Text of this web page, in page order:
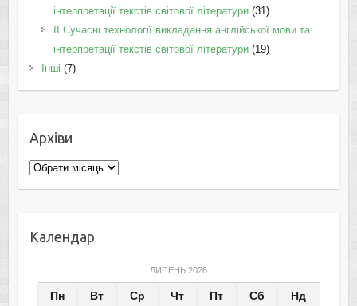
інтерпретації текстів світової літератури(31)
II Cучасні технології викладання англійської мови та
інтерпретації текстів світової літератури(19)
Інші (7)
Архіви
Архіви
Календар
ЛИПЕНЬ 2026
Пн Вт Ср Чт Пт Сб Нд